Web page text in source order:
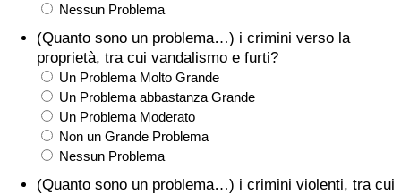
Nessun Problema
(Quanto sono un problema…) i crimini verso la
proprietà, tra cui vandalismo e furti?
Un Problema Molto Grande
Un Problema abbastanza Grande
Un Problema Moderato
Non un Grande Problema
Nessun Problema
(Quanto sono un problema…) i crimini violenti, tra cui